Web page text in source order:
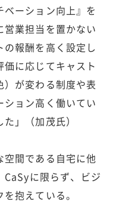
ベーション向上』を
業担当を置かない
報酬を高く設定し
に応じてキャスト
が変わる制度や表
ョン高く働いてい
」（加茂氏）
間である自宅に他
に限らず、ビジ
抱えている。